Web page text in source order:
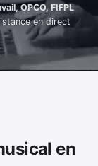
OPCO, FIFPL
en direct
en